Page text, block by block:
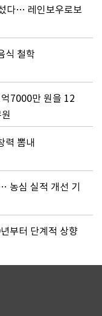
다… 레인보우로보
식 철학
7000만 원을 12
력 뽐내
농심 실적 개선 기
부터 단계적 상향